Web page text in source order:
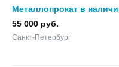
Металлопрокат в
Металлоторг
55 000 руб.
Санкт-Петербург